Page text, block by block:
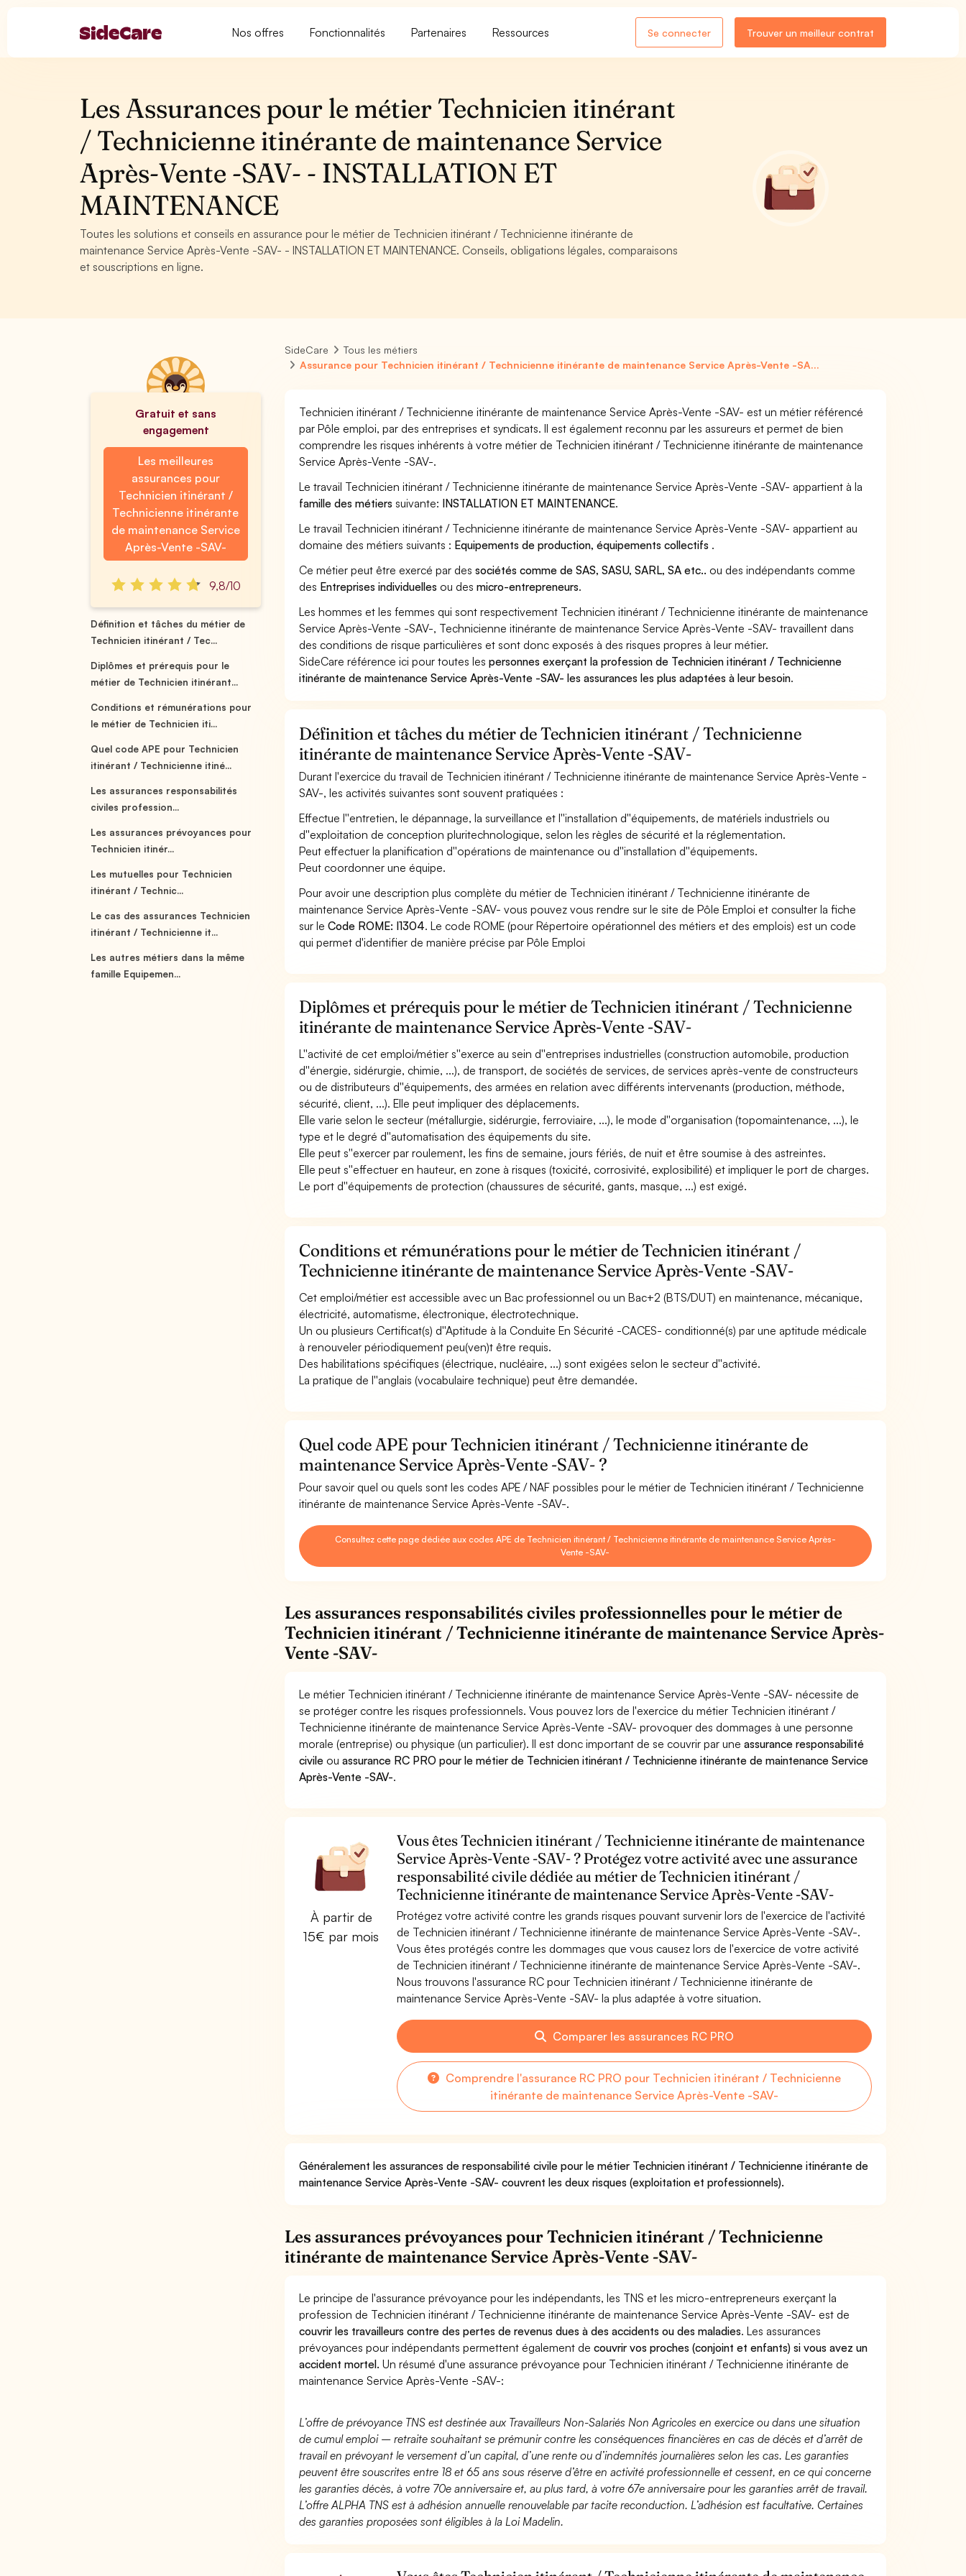
Nos offres Fonctionnalités Partenaires Ressources Se connecter Trouver un meilleur contrat
Les Assurances pour le métier Technicien itinérant
/ Technicienne itinérante de maintenance Service
Après-Vente -SAV- - INSTALLATION ET
MAINTENANCE
Toutes les solutions et conseils en assurance pour le métier de Technicien itinérant / Technicienne itinérante de
maintenance Service Après-Vente -SAV- - INSTALLATION ET MAINTENANCE. Conseils, obligations légales, comparaisons
et souscriptions en ligne.
Gratuit et sans
engagement
Les meilleures
assurances pour
Technicien itinérant /
Technicienne itinérante
de maintenance Service
Après-Vente -SAV-
9,8/10
Définition et tâches du métier de
Technicien itinérant / Tec...
Diplômes et prérequis pour le
métier de Technicien itinérant...
Conditions et rémunérations pour
le métier de Technicien iti...
Quel code APE pour Technicien
itinérant / Technicienne itiné...
Les assurances responsabilités
civiles profession...
Les assurances prévoyances pour
Technicien itinér...
Les mutuelles pour Technicien
itinérant / Technic...
Le cas des assurances Technicien
itinérant / Technicienne it...
Les autres métiers dans la même
famille Equipemen...
SideCare
Tous les métiers
Assurance pour Technicien itinérant / Technicienne itinérante de maintenance Service Après-Vente -SA...
Technicien itinérant / Technicienne itinérante de maintenance Service Après-Vente -SAV- est un métier référencé
par Pôle emploi, par des entreprises et syndicats. Il est également reconnu par les assureurs et permet de bien
comprendre les risques inhérents à votre métier de Technicien itinérant / Technicienne itinérante de maintenance
Service Après-Vente -SAV-.
Le travail Technicien itinérant / Technicienne itinérante de maintenance Service Après-Vente -SAV- appartient à la
famille des métiers suivante: INSTALLATION ET MAINTENANCE.
Le travail Technicien itinérant / Technicienne itinérante de maintenance Service Après-Vente -SAV- appartient au
domaine des métiers suivants : Equipements de production, équipements collectifs .
Ce métier peut être exercé par dessociétés comme de SAS, SASU, SARL, SA etc.. ou des indépendants comme
des Entreprises individuelles ou desmicro-entrepreneurs.
Les hommes et les femmes qui sont respectivement Technicien itinérant / Technicienne itinérante de maintenance
Service Après-Vente -SAV-, Technicienne itinérante de maintenance Service Après-Vente -SAV- travaillent dans
des conditions de risque particulières et sont donc exposés à des risques propres à leur métier.
SideCare référence ici pour toutes lespersonnes exerçant la profession de Technicien itinérant / Technicienne
itinérante de maintenance Service Après-Vente -SAV- les assurances les plus adaptées à leur besoin.
Définition et tâches du métier de Technicien itinérant / Technicienne
itinérante de maintenance Service Après-Vente -SAV-
Durant l'exercice du travail de Technicien itinérant / Technicienne itinérante de maintenance Service Après-Vente -
SAV-, les activités suivantes sont souvent pratiquées :
Effectue l''entretien, le dépannage, la surveillance et l''installation d''équipements, de matériels industriels ou
d''exploitation de conception pluritechnologique, selon les règles de sécurité et la réglementation.
Peut effectuer la planification d''opérations de maintenance ou d''installation d''équipements.
Peut coordonner une équipe.
Pour avoir une description plus complète du métier de Technicien itinérant / Technicienne itinérante de
maintenance Service Après-Vente -SAV- vous pouvez vous rendre sur le site de Pôle Emploi et consulter la fiche
sur leCode ROME: I1304. Le code ROME (pour Répertoire opérationnel des métiers et des emplois) est un code
qui permet d'identifier de manière précise par Pôle Emploi
Diplômes et prérequis pour le métier de Technicien itinérant / Technicienne
itinérante de maintenance Service Après-Vente -SAV-
L''activité de cet emploi/métier s''exerce au sein d''entreprises industrielles (construction automobile, production
d''énergie, sidérurgie, chimie, ...), de transport, de sociétés de services, de services après-vente de constructeurs
ou de distributeurs d''équipements, des armées en relation avec différents intervenants (production, méthode,
sécurité, client, ...). Elle peut impliquer des déplacements.
Elle varie selon le secteur (métallurgie, sidérurgie, ferroviaire, ...), le mode d''organisation (topomaintenance, ...), le
type et le degré d''automatisation des équipements du site.
Elle peut s''exercer par roulement, les fins de semaine, jours fériés, de nuit et être soumise à des astreintes.
Elle peut s''effectuer en hauteur, en zone à risques (toxicité, corrosivité, explosibilité) et impliquer le port de charges.
Le port d''équipements de protection (chaussures de sécurité, gants, masque, ...) est exigé.
Conditions et rémunérations pour le métier de Technicien itinérant /
Technicienne itinérante de maintenance Service Après-Vente -SAV-
Cet emploi/métier est accessible avec un Bac professionnel ou un Bac+2 (BTS/DUT) en maintenance, mécanique,
électricité, automatisme, électronique, électrotechnique.
Un ou plusieurs Certificat(s) d''Aptitude à la Conduite En Sécurité -CACES- conditionné(s) par une aptitude médicale
à renouveler périodiquement peu(ven)t être requis.
Des habilitations spécifiques (électrique, nucléaire, ...) sont exigées selon le secteur d''activité.
La pratique de l''anglais (vocabulaire technique) peut être demandée.
Quel code APE pour Technicien itinérant / Technicienne itinérante de
maintenance Service Après-Vente -SAV- ?
Pour savoir quel ou quels sont les codes APE / NAF possibles pour le métier de Technicien itinérant / Technicienne
itinérante de maintenance Service Après-Vente -SAV-.
Consultez cette page dédiée aux codes APE de Technicien itinérant / Technicienne itinérante de maintenance Service Après-
Vente -SAV-
Les assurances responsabilités civiles professionnelles pour le métier de
Technicien itinérant / Technicienne itinérante de maintenance Service Après-
Vente -SAV-
Le métier Technicien itinérant / Technicienne itinérante de maintenance Service Après-Vente -SAV- nécessite de
se protéger contre les risques professionnels. Vous pouvez lors de l'exercice du métier Technicien itinérant /
Technicienne itinérante de maintenance Service Après-Vente -SAV- provoquer des dommages à une personne
morale (entreprise) ou physique (un particulier). Il est donc important de se couvrir par uneassurance responsabilité
civile ouassurance RC PRO pour le métier de Technicien itinérant / Technicienne itinérante de maintenance Service
Après-Vente -SAV-.
À partir de
15€ par mois
Vous êtes Technicien itinérant / Technicienne itinérante de maintenance
Service Après-Vente -SAV- ? Protégez votre activité avec une assurance
responsabilité civile dédiée au métier de Technicien itinérant /
Technicienne itinérante de maintenance Service Après-Vente -SAV-
Protégez votre activité contre les grands risques pouvant survenir lors de l'exercice de l'activité
de Technicien itinérant / Technicienne itinérante de maintenance Service Après-Vente -SAV-.
Vous êtes protégés contre les dommages que vous causez lors de l'exercice de votre activité
de Technicien itinérant / Technicienne itinérante de maintenance Service Après-Vente -SAV-.
Nous trouvons l'assurance RC pour Technicien itinérant / Technicienne itinérante de
maintenance Service Après-Vente -SAV- la plus adaptée à votre situation.
Comparer les assurances RC PRO
Comprendre l'assurance RC PRO pour Technicien itinérant / Technicienne
itinérante de maintenance Service Après-Vente -SAV-
Généralement les assurances de responsabilité civile pour le métier Technicien itinérant / Technicienne itinérante de
maintenance Service Après-Vente -SAV- couvrent les deux risques (exploitation et professionnels).
Les assurances prévoyances pour Technicien itinérant / Technicienne
itinérante de maintenance Service Après-Vente -SAV-
Le principe de l'assurance prévoyance pour les indépendants, les TNS et les micro-entrepreneurs exerçant la
profession de Technicien itinérant / Technicienne itinérante de maintenance Service Après-Vente -SAV- est de
couvrir les travailleurs contre des pertes de revenus dues à des accidents ou des maladies. Les assurances
prévoyances pour indépendants permettent également decouvrir vos proches (conjoint et enfants) si vous avez un
accident mortel. Un résumé d'une assurance prévoyance pour Technicien itinérant / Technicienne itinérante de
maintenance Service Après-Vente -SAV-:
L’offre de prévoyance TNS est destinée aux Travailleurs Non-Salariés Non Agricoles en exercice ou dans une situation
de cumul emploi – retraite souhaitant se prémunir contre les conséquences financières en cas de décès et d’arrêt de
travail en prévoyant le versement d’un capital, d’une rente ou d’indemnités journalières selon les cas. Les garanties
peuvent être souscrites entre 18 et 65 ans sous réserve d’être en activité professionnelle et cessent, en ce qui concerne
les garanties décès, à votre 70e anniversaire et, au plus tard, à votre 67e anniversaire pour les garanties arrêt de travail.
L’offre ALPHA TNS est à adhésion annuelle renouvelable par tacite reconduction. L’adhésion est facultative. Certaines
des garanties proposées sont éligibles à la Loi Madelin.